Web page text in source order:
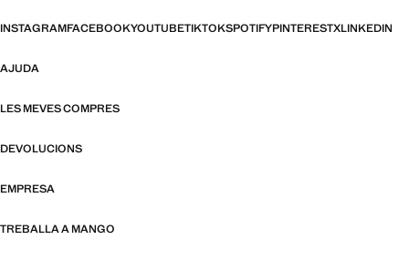
INSTAGRAMFACEBOOKYOUTUBETIKTOKSPOTIFYPINTERESTXLINKEDIN
AJUDA
LES MEVES COMPRES
DEVOLUCIONS
EMPRESA
TREBALLA A MANGO